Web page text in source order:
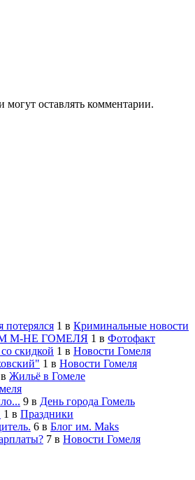
могут оставлять комментарии.
потерялся 1 в Криминальные новости
М-НЕ ГОМЕЛЯ 1 в Фотофакт
скидкой 1 в Новости Гомеля
1 в Новости Гомеля
в Жильё в Гомеле
9 в День города Гомель
1 в Праздники
6 в Блог им. Maks
7 в Новости Гомеля